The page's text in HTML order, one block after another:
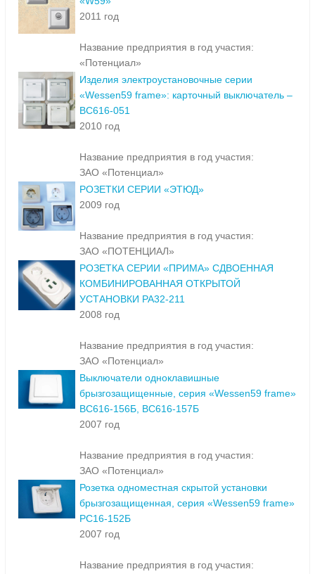
2011 год
Название предприятия в год участия:
«Потенциал»
Изделия электроустановочные серии
«Wessen59 frame»: карточный выключатель –
ВС616-051
2010 год
Название предприятия в год участия:
ЗАО «Потенциал»
РОЗЕТКИ СЕРИИ «ЭТЮД»
2009 год
Название предприятия в год участия:
ЗАО «ПОТЕНЦИАЛ»
РОЗЕТКА СЕРИИ «ПРИМА» СДВОЕННАЯ
КОМБИНИРОВАННАЯ ОТКРЫТОЙ
УСТАНОВКИ РА32-211
2008 год
Название предприятия в год участия:
ЗАО «Потенциал»
Выключатели одноклавишные
брызгозащищенные, серия «Wessen59 frame»
ВС616-156Б, ВС616-157Б
2007 год
Название предприятия в год участия:
ЗАО «Потенциал»
Розетка одноместная скрытой установки
брызгозащищенная, серия «Wessen59 frame»
РС16-152Б
2007 год
Название предприятия в год участия: